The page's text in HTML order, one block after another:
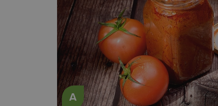
A